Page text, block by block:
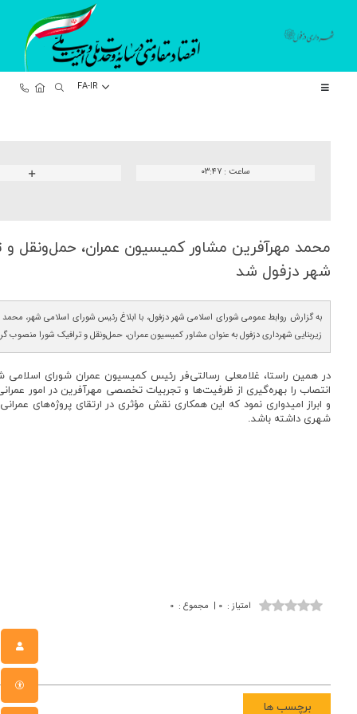
FA-IR
ساعت : ۰۳:۴۷
محمد مهرآفرین مشاور كمیسیون عمران، حمل‌ونقل و
شهر دزفول شد
به گزارش روابط عمومی شورای اسلامی شهر دزفول، با ابلاغ رئیس شورای اسلامی شهر، محمد
زیربنایی شهرداری دزفول به عنوان مشاور کمیسیون عمران، حمل‌ونقل و ترافیک شورا منصوب
در همین راستا، غلامعلی رسالتی‌فر رئیس کمیسیون عمران شورای اسلامی
انتصاب را بهره‌گیری از ظرفیت‌ها و تجربیات تخصصی مهرآفرین در امور
و ابراز امیدواری نمود که این همکاری نقش مؤثری در ارتقای پروژه‌های
شهری داشته باشد.
امتیاز : ۰ | مجموع : ۰
برچسب ها